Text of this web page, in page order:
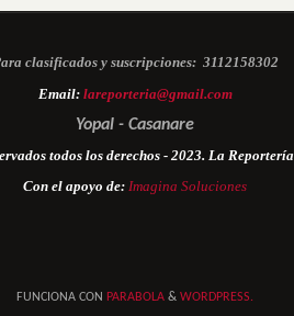
clasificados y suscripciones: 3112158302
Email: lareporteria@gmail.com
Yopal - Casanare
todos los derechos - 2023. La Reportería
Con el apoyo de: Imagina Soluciones
FUNCIONA CON PARABOLA & WORDPRESS.